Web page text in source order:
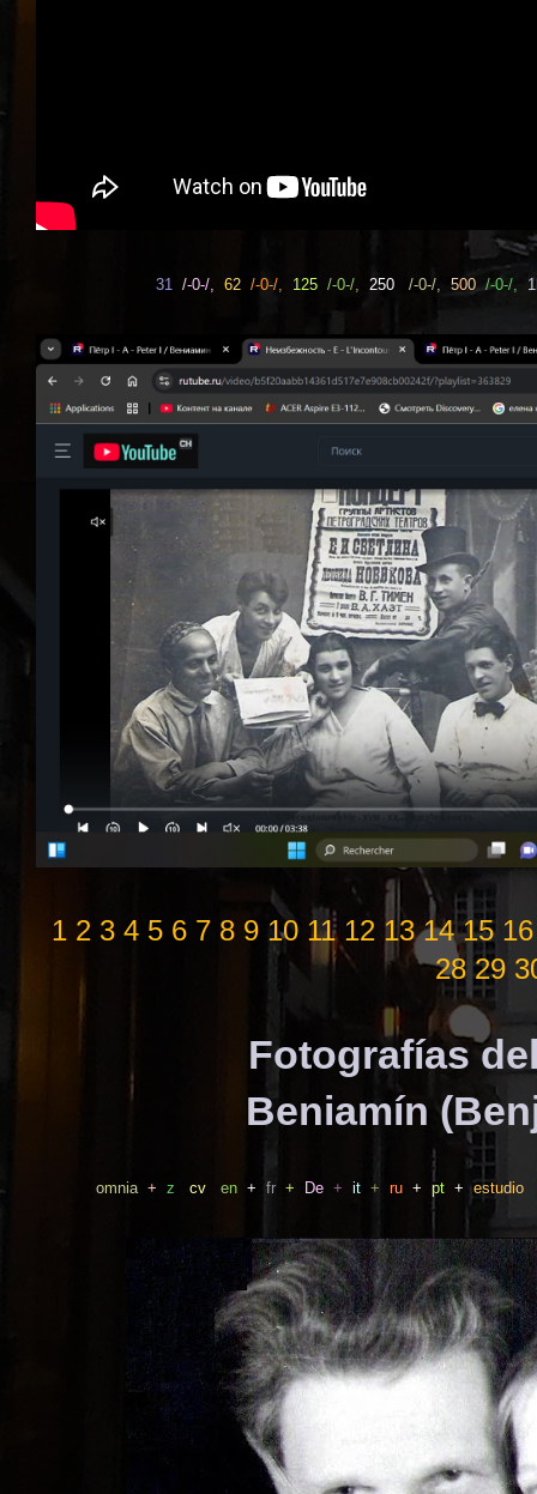
31 /-0-/, 62 /-0-/, 125 /-0-/, 250 /-0-/, 500 /-0-/,
1 2 3 4 5 6 7 8 9 10 11 12 13 14 15 16
28 29
Fotografías
Beniamín
omnia + z cv en + fr + De + it + ru + pt + estudio